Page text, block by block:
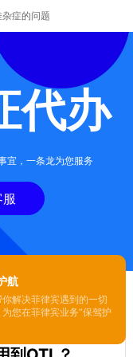
症的问题
代办
宜，一条龙为您服务
航
解决菲律宾遇到的一切
您在菲律宾业务“保驾护